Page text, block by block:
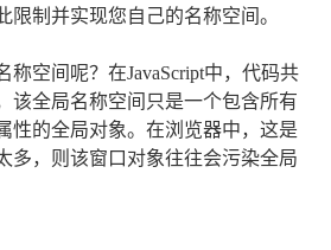
限制并实现您自己的名称空间。
称空间呢？在JavaScript中，代码共
该全局名称空间只是一个包含所有
性的全局对象。在浏览器中，这是
多，则该窗口对象往往会污染全局